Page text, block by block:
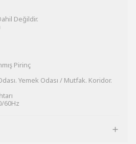
Değildir.
Pirinç
Yemek Odası / Mutfak. Koridor.
60Hz